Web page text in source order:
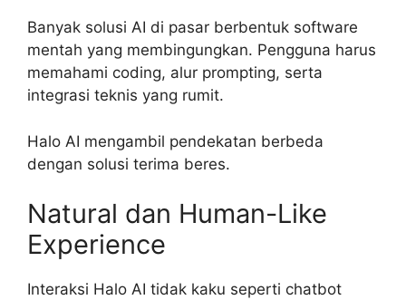
Banyak solusi AI di pasar berbentuk software
mentah yang membingungkan. Pengguna harus
memahami coding, alur prompting, serta
integrasi teknis yang rumit.
Halo AI mengambil pendekatan berbeda
dengan solusi terima beres.
Natural dan Human-Like
Experience
Interaksi Halo AI tidak kaku seperti chatbot